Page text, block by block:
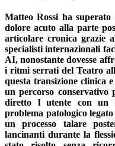
Matteo Rossi ha
dolore acuto alla parte
articolare cronica grazie
specialisti internazionali
AI, nonostante dovesse
i ritmi serrati del Teatro
questa transizione clinica
un percorso conservativo
diretto l utente con un
problema patologico
un processo talare
lancinanti durante la